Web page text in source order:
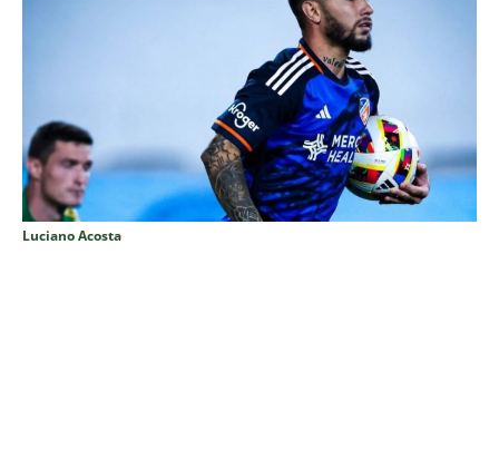
Luciano Acosta